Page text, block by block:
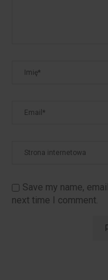
Save my name,
next time I comment.